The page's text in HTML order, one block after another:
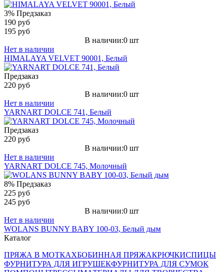
3% Предзаказ
190 руб
195 руб
В наличии:0 шт
Нет в наличии
HIMALAYA VELVET 90001, Белый
Предзаказ
220 руб
В наличии:0 шт
Нет в наличии
YARNART DOLCE 741, Белый
Предзаказ
220 руб
В наличии:0 шт
Нет в наличии
YARNART DOLCE 745, Молочный
8% Предзаказ
225 руб
245 руб
В наличии:0 шт
Нет в наличии
WOLANS BUNNY BABY 100-03, Белый дым
Каталог
ПРЯЖА В МОТКАХБОБИННАЯ ПРЯЖАКРЮЧКИСПИЦЫ
ФУРНИТУРА ДЛЯ ИГРУШЕКФУРНИТУРА ДЛЯ СУМОК